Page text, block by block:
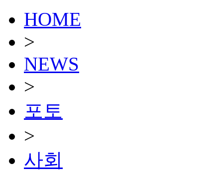
HOME
>
NEWS
>
포토
>
사회